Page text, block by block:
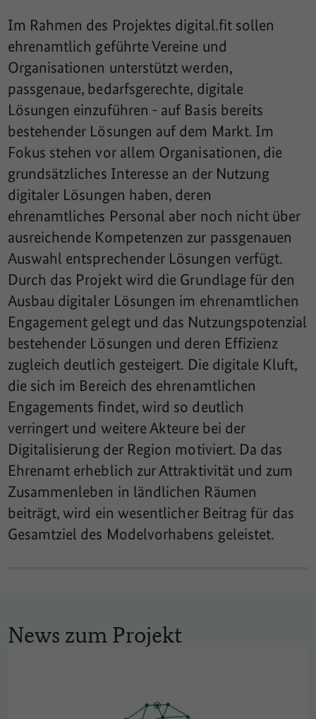
Im Rahmen des Projektes digital.fit sollen
ehrenamtlich geführte Vereine und
Organisationen unterstützt werden,
passgenaue, bedarfsgerechte, digitale
Lösungen einzuführen - auf Basis bereits
bestehender Lösungen auf dem Markt. Im
Fokus stehen vor allem Organisationen, die
grundsätzliches Interesse an der Nutzung
digitaler Lösungen haben, deren
ehrenamtliches Personal aber noch nicht über
ausreichende Kompetenzen zur passgenauen
Auswahl entsprechender Lösungen verfügt.
Durch das Projekt wird die Grundlage für den
Ausbau digitaler Lösungen im ehrenamtlichen
Engagement gelegt und das Nutzungspotenzial
bestehender Lösungen und deren Effizienz
zugleich deutlich gesteigert. Die digitale Kluft,
die sich im Bereich des ehrenamtlichen
Engagements findet, wird so deutlich
verringert und weitere Akteure bei der
Digitalisierung der Region motiviert. Da das
Ehrenamt erheblich zur Attraktivität und zum
Zusammenleben in ländlichen Räumen
beiträgt, wird ein wesentlicher Beitrag für das
Gesamtziel des Modelvorhabens geleistet.
News zum Projekt